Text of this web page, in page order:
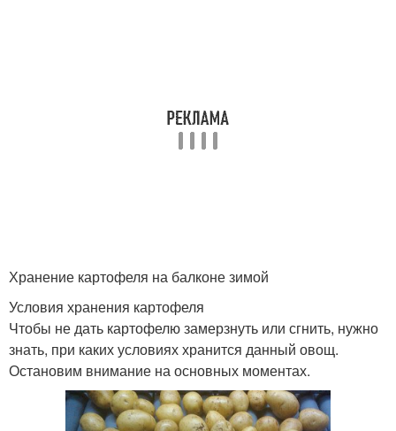
Хранение картофеля на балконе зимой
Условия хранения картофеля
Чтобы не дать картофелю замерзнуть или сгнить, нужно
знать, при каких условиях хранится данный овощ.
Остановим внимание на основных моментах.